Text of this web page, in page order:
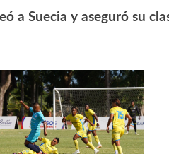
a Suecia y aseguró su